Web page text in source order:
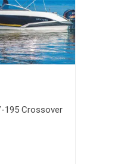
195 Crossover